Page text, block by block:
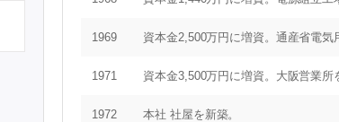
1969 資本金2,500万円に増資。通産省電気
1971 資本金3,500万円に増資。大阪営業所
1972 本社 社屋を新築。